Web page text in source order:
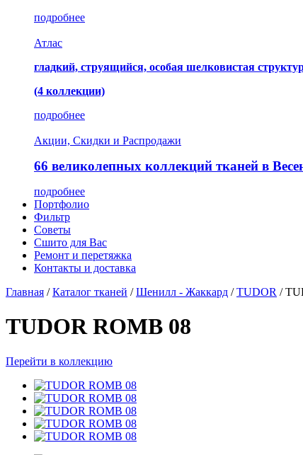
подробнее
Атлас
гладкий, струящийся, особая шелковистая
(4 коллекции)
подробнее
Акции, Скидки и Распродажи
66 великолепных коллекций тканей в
подробнее
Портфолио
Фильтр
Советы
Сшито для Вас
Ремонт и перетяжка
Контакты и доставка
Главная / Каталог тканей / Шенилл - Жаккард / TUDOR /
TUDOR ROMB 08
Перейти в коллекцию